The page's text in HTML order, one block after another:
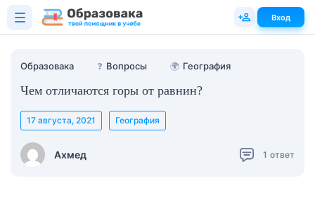
Образовака ❓ Вопросы 🌍 География
Чем отличаются горы от равнин?
Ахмед
17 августа, 2021 География
1 ответ
Вход